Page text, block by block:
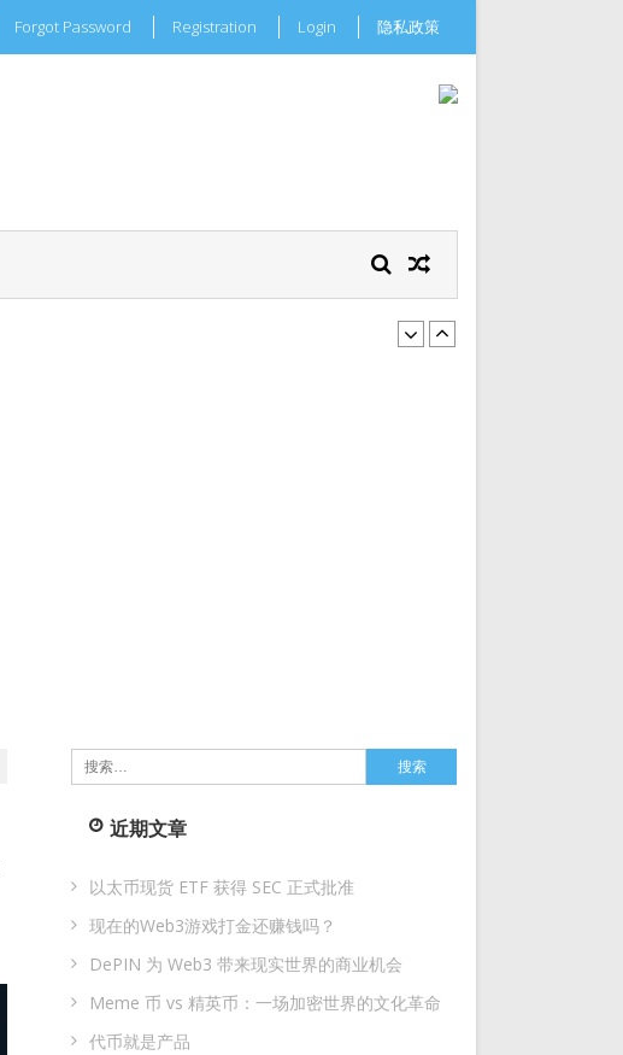
Forgot Password Registration Login 隐私政策
搜
索：
近期文章
以太币现货 ETF 获得 SEC 正式批准
现在的Web3游戏打金还赚钱吗？
DePIN 为 Web3 带来现实世界的商业机会
Meme 币 vs 精英币：一场加密世界的文化革命
代币就是产品